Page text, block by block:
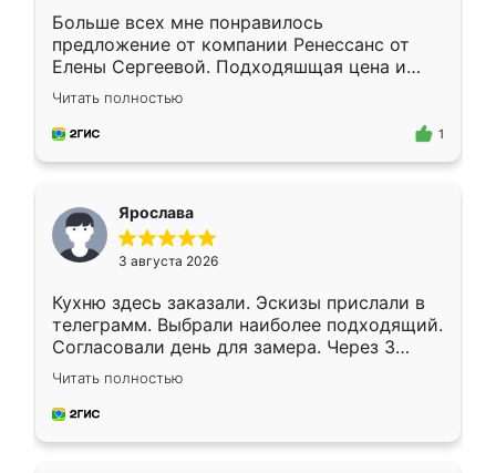
Больше всех мне понравилось
предложение от компании Ренессанс от
Елены Сергеевой. Подходяшщая цена и
короткие сроки изготовления. Приехавший
для замера сотрудник Владислав
предложил по моему эскизу самый
Читать полностью
1
Ярослава
3 августа 2026
Кухню здесь заказали. Эскизы прислали в
телеграмм. Выбрали наиболее подходящий.
Согласовали день для замера. Через 3
недели кухня была уже готова. Остались
довольны работой. Спасибо Ренессанс
мебель за качественную работу!
Читать полностью